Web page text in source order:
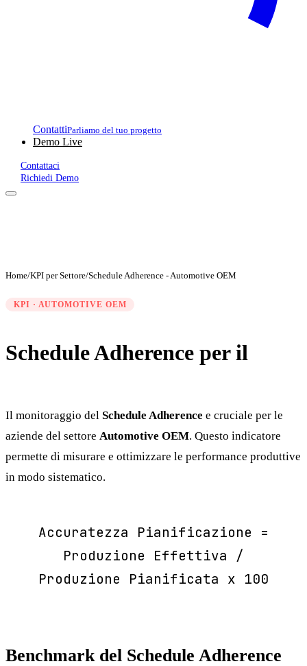
ContattiParliamo del tuo progetto
Demo Live
Contattaci
Richiedi Demo
Home/KPI per Settore/Schedule Adherence - Automotive OEM
KPI · AUTOMOTIVE OEM
Schedule Adherence per il
Il monitoraggio del Schedule Adherence e cruciale per le
aziende del settore Automotive OEM. Questo indicatore
permette di misurare e ottimizzare le performance produttive
in modo sistematico.
Accuratezza Pianificazione =
Produzione Effettiva /
Produzione Pianificata x 100
Benchmark del Schedule Adherence